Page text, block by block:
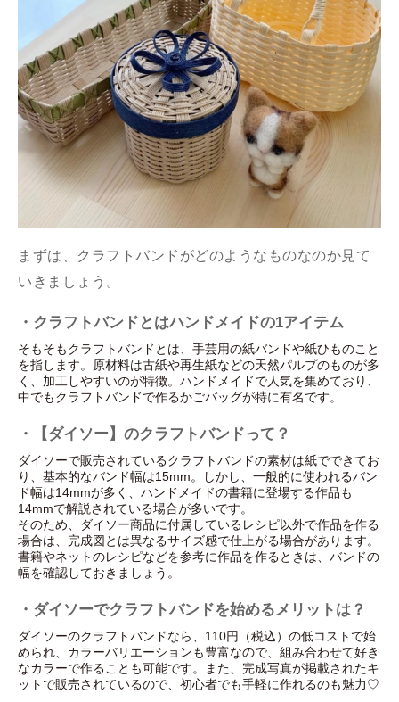
まずは、クラフトバンドがどのようなものなのか見て
いきましょう。
・クラフトバンドとはハンドメイドの1アイテム
そもそもクラフトバンドとは、手芸用の紙バンドや紙ひものこと
を指します。原材料は古紙や再生紙などの天然パルプのものが多
く、加工しやすいのが特徴。ハンドメイドで人気を集めており、
中でもクラフトバンドで作るかごバッグが特に有名です。
・【ダイソー】のクラフトバンドって？
ダイソーで販売されているクラフトバンドの素材は紙でできてお
り、基本的なバンド幅は15mm。しかし、一般的に使われるバン
ド幅は14mmが多く、ハンドメイドの書籍に登場する作品も
14mmで解説されている場合が多いです。
そのため、ダイソー商品に付属しているレシピ以外で作品を作る
場合は、完成図とは異なるサイズ感で仕上がる場合があります。
書籍やネットのレシピなどを参考に作品を作るときは、バンドの
幅を確認しておきましょう。
・ダイソーでクラフトバンドを始めるメリットは？
ダイソーのクラフトバンドなら、110円（税込）の低コストで始
められ、カラーバリエーションも豊富なので、組み合わせて好き
なカラーで作ることも可能です。また、完成写真が掲載されたキ
ットで販売されているので、初心者でも手軽に作れるのも魅力♡